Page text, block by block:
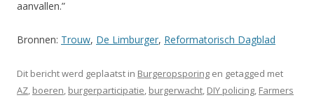
aanvallen.”
Bronnen: Trouw, De Limburger, Reformatorisch Dagblad
Dit bericht werd geplaatst in Burgeropsporing en getagged met
AZ, boeren, burgerparticipatie, burgerwacht, DIY policing, Farmers